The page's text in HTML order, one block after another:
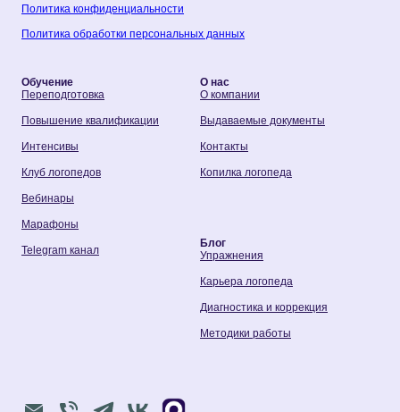
Политика конфиденциальности
Политика обработки персональных данных
Обучение
Переподготовка
Повышение квалификации
Интенсивы
Клуб логопедов
Вебинары
Марафоны
Telegram канал
О нас
О компании
Выдаваемые документы
Контакты
Копилка логопеда
Блог
Упражнения
Карьера логопеда
Диагностика и коррекция
Методики работы